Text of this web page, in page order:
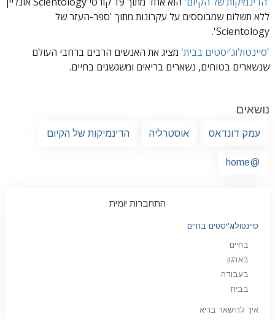
ללא תשלום שמבוססים על עקרונות מתוך 'ספר-העזר של
Scientology'.
'סיינטולוג'יסטים בבית' מציג את האנשים הרבים ברחבי העולם
שנשארים בטוחים, נשארים בריאים ומשגשגים בחיים.
נושאים
עמק דונדאס אוסטרליה הדינמיקות של הקיום
@home
התחברות יומית
סיינטולוג'יסטים בחיים
בחיים
בארגון
בעבודה
בבית
איך להישאר בריא